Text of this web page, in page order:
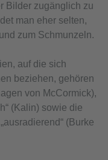
Bilder zugänglich zu
man eher selten,
zum Schmunzeln.
auf die sich
beziehen, gehören
von McCormick),
(Kalin) sowie die
(Burke